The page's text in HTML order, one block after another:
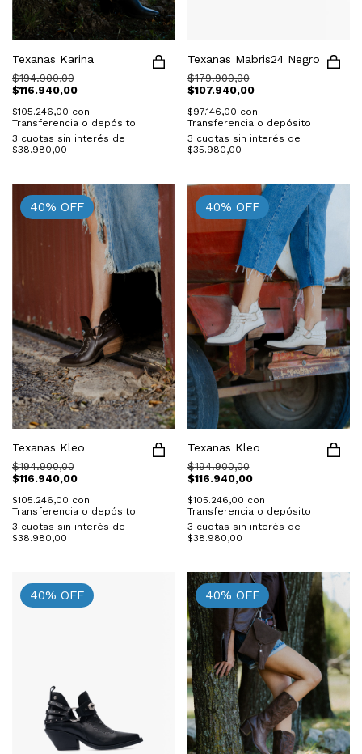
Texanas Karina
$194.900,00
$116.940,00
$105.246,00 con
Transferencia o depósito
3 cuotas sin interés de
$38.980,00
Texanas Mabris24 Negro
$179.900,00
$107.940,00
$97.146,00 con
Transferencia o depósito
3 cuotas sin interés de
$35.980,00
40% OFF
Texanas Kleo
$194.900,00
$116.940,00
$105.246,00 con
Transferencia o depósito
3 cuotas sin interés de
$38.980,00
40% OFF
Texanas Kleo
$194.900,00
$116.940,00
$105.246,00 con
Transferencia o depósito
3 cuotas sin interés de
$38.980,00
40% OFF 40% OFF